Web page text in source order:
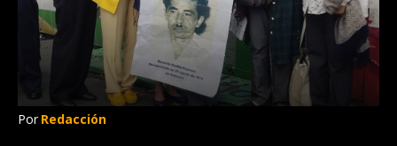
Por Redacción